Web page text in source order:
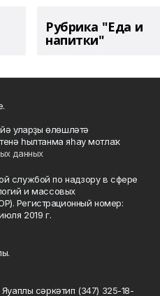
Рубрика "Еда и
напитки"
йә уларҙы өлөшләтә
һылтанма яһау мотлаҡ.
данных
службой по надзору в сфере
и массовых
Регистрационный номер:
2019 г.
сәркәтип (347) 325-18-